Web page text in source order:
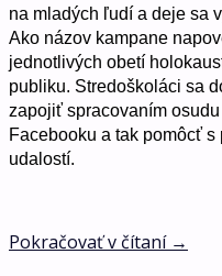
na mladých ľudí a deje sa
Ako názov kampane
jednotlivých obetí
publiku. Stredoškoláci sa
zapojiť spracovaním
Facebooku a tak pomôcť
udalostí.
Pokračovať v čítaní →